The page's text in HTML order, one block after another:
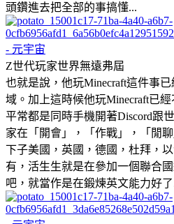
頭鑽進去把全部的事搞懂...
Z世代玩家世界無遠弗屆
也就是說，他玩Minecraft這件事
域。加上這時候他玩Minecraft已
平常都是同時手機開著Discord跟
家在「開會」，「作戰」，「閒
下子美國，英國，德國，杜拜，
有，活生生就是在參加一個聯合
吧，就當作是在鍛煉英文能力好了